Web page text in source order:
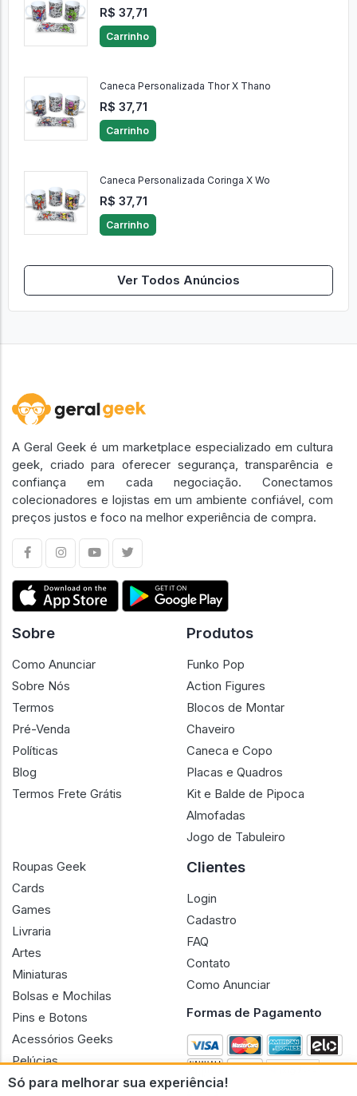
R$ 37,71
Carrinho
Caneca Personalizada Thor X Thano
R$ 37,71
Carrinho
Caneca Personalizada Coringa X Wo
R$ 37,71
Carrinho
Ver Todos Anúncios
Só para melhorar sua experiência!
A Geral Geek é um marketplace especializado em cultura
geek, criado para oferecer segurança, transparência e
confiança em cada negociação. Conectamos
colecionadores e lojistas em um ambiente confiável, com
preços justos e foco na melhor experiência de compra.
Sobre
Como Anunciar
Sobre Nós
Termos
Pré-Venda
Políticas
Blog
Termos Frete Grátis
Produtos
Funko Pop
Action Figures
Blocos de Montar
Chaveiro
Caneca e Copo
Placas e Quadros
Kit e Balde de Pipoca
Almofadas
Jogo de Tabuleiro
Roupas Geek
Cards
Games
Livraria
Artes
Miniaturas
Bolsas e Mochilas
Pins e Botons
Acessórios Geeks
Pelúcias
Bonecas
Clientes
Login
Cadastro
FAQ
Contato
Como Anunciar
Formas de Pagamento